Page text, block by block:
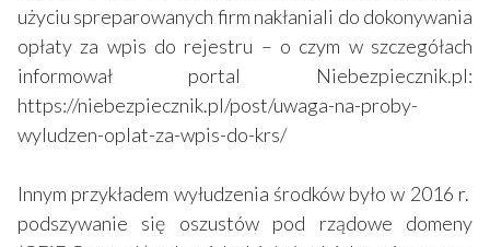
użyciu spreparowanych firm nakłaniali do dokonywania
opłaty za wpis do rejestru – o czym w szczegółach
informował portal Niebezpiecznik.pl:
https://niebezpiecznik.pl/post/uwaga-na-proby-
wyludzen-oplat-za-wpis-do-krs/
Innym przykładem wyłudzenia środków było w 2016 r.
podszywanie się oszustów pod rządowe domeny